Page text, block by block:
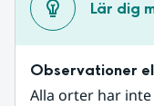
Lär dig
Observationer
Alla orter har